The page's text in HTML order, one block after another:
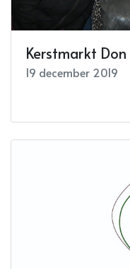
Kerstmarkt
19 december 2019